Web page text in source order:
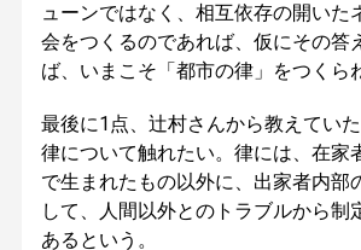
ューンではなく、相互依存の開いた
会をつくるのであれば、仮にその答
ば、いまこそ「都市の律」をつくら
最後に1点、辻村さんから教えてい
律について触れたい。律には、在家
で生まれたもの以外に、出家者内部
して、人間以外とのトラブルから制
あるという。